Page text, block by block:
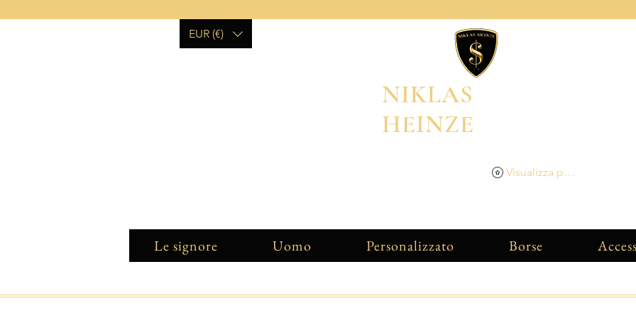
EUR (€)
NIKLAS
HEINZE
Visualizza punti
Le signore Uomo Personalizzato Borse